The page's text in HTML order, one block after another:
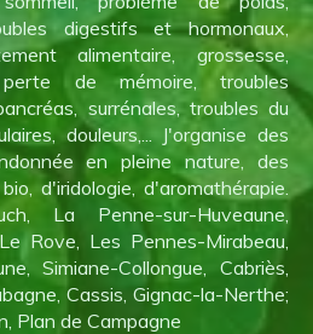
digestifs et hormonaux,
alimentaire, grossesse,
de mémoire, troubles
surrénales, troubles du
douleurs,... J'organise des
en pleine nature, des
d'iridologie, d'aromathérapie.
La Penne-sur-Huveaune,
Rove, Les Pennes-Mirabeau,
Simiane-Collongue, Cabriès,
Cassis, Gignac-la-Nerthe;
Plan de Campagne